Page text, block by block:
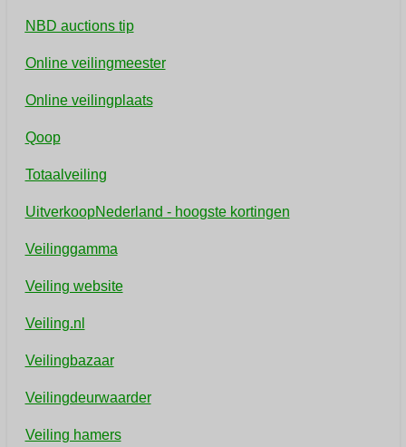
NBD auctions tip
Online veilingmeester
Online veilingplaats
Qoop
Totaalveiling
UitverkoopNederland - hoogste kortingen
Veilinggamma
Veiling website
Veiling.nl
Veilingbazaar
Veilingdeurwaarder
Veiling hamers